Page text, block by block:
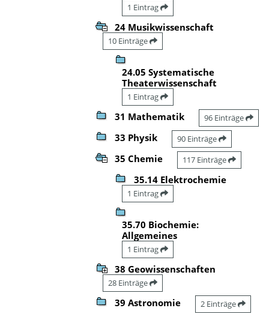
1 Eintrag
24 Musikwissenschaft
10 Einträge
24.05 Systematische
Theaterwissenschaft
1 Eintrag
31 Mathematik 96 Einträge
33 Physik 90 Einträge
35 Chemie 117 Einträge
35.14 Elektrochemie
1 Eintrag
35.70 Biochemie:
Allgemeines
1 Eintrag
38 Geowissenschaften
28 Einträge
39 Astronomie 2 Einträge